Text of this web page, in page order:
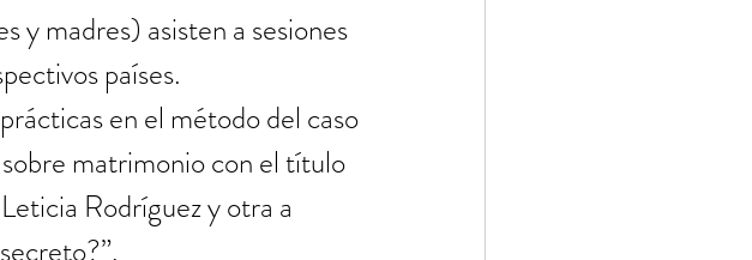
y madres) asisten a sesiones
países.
en el método del caso
matrimonio con el título
Rodríguez y otra a